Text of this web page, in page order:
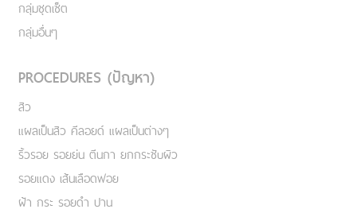
กลุ่มชุดเซ็ต
กลุ่มอื่นๆ
PROCEDURES (ปัญหา)
สิว
แผลเป็นสิว คีลอยด์ แผลเป็นต่างๆ
ริ้วรอย รอยย่น ตีนกา ยกกระชับผิว
รอยแดง เส้นเลือดฟอย
ฝ้า กระ รอยดำ ปาน